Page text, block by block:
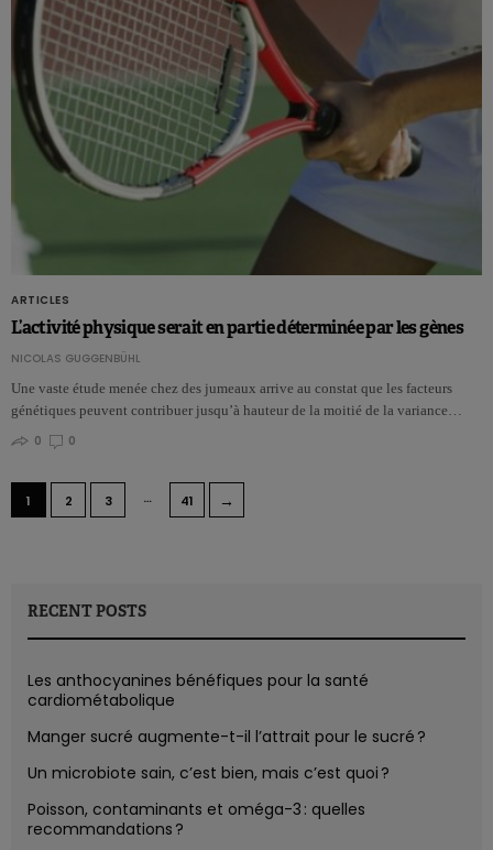
ARTICLES
L’activité physique serait en partie déterminée par les gènes
NICOLAS GUGGENBÜHL
Une vaste étude menée chez des jumeaux arrive au constat que les facteurs
génétiques peuvent contribuer jusqu’à hauteur de la moitié de la variance…
0
0
1 2 3 … 41 →
RECENT POSTS
Les anthocyanines bénéfiques pour la santé
cardiométabolique
Manger sucré augmente-t-il l’attrait pour le sucré ?
Un microbiote sain, c’est bien, mais c’est quoi ?
Poisson, contaminants et oméga-3 : quelles
recommandations ?